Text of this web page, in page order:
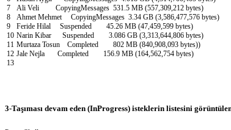
7
8
9
10
11
12
13
Ali Veli CopyingMessages 531.5 MB (557,309,212 bytes)
AhmetMehmet CopyingMessages 3.34 GB (3,586,477,576 bytes)
Feride Hilal Suspended 45.26 MB (47,459,599 bytes)
Narin Kibar Suspended 3.086 GB (3,313,644,806 bytes)
Murtaza Tosun Completed 802 MB (840,908,093 bytes))
Jale Nejla Completed 156.9 MB (164,562,754 bytes)
3-Taşıması devam eden (InProgress) isteklerin listesini